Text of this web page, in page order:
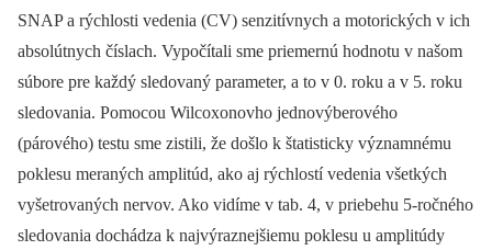
SNAP a rýchlosti vedenia (CV) senzitívnych a motorických v ich
absolútnych číslach. Vypočítali sme priemernú hodnotu v našom
súbore pre každý sledovaný parameter, a to v 0. roku a v 5. roku
sledovania. Pomocou Wilcoxonovho jednovýberového
(párového) testu sme zistili, že došlo k štatisticky významnému
poklesu meraných amplitúd, ako aj rýchlostí vedenia všetkých
vyšetrovaných nervov. Ako vidíme v tab. 4, v priebehu 5-ročného
sledovania dochádza k naj­výraznejšiemu poklesu u amplitúdy